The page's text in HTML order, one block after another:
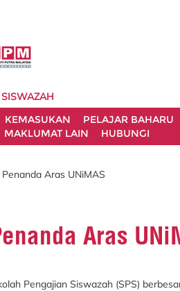
KEMASUKAN PELAJAR BAHARU
MAKLUMAT LAIN HUBUNGI
Aras UNiMAS
Aras
Pengajian Siswazah (SPS)